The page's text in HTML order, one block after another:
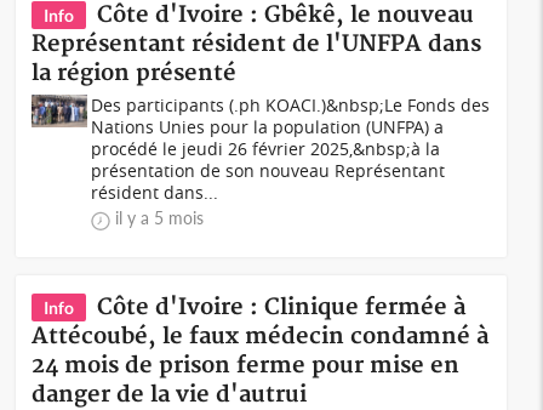
Info
Côte d'Ivoire : Gbêkê, le nouveau
Représentant résident de l'UNFPA dans
la région présenté
Des participants (.ph KOACI.)&nbsp;Le Fonds des
Nations Unies pour la population (UNFPA) a
procédé le jeudi 26 février 2025,&nbsp;à la
présentation de son nouveau Représentant
résident dans...
il y a 5 mois
Info
Côte d'Ivoire : Clinique fermée à
Attécoubé, le faux médecin condamné à
24 mois de prison ferme pour mise en
danger de la vie d'autrui